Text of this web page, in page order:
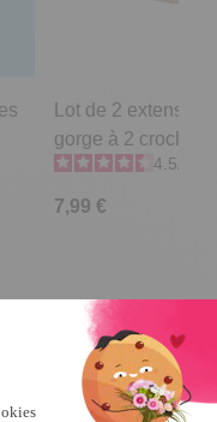
Lot de 2
gorge à 2 crochets
4.5/
7,99 €